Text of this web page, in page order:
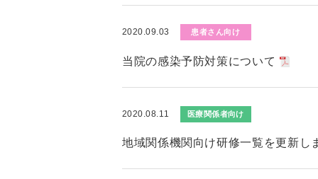
2020.09.03 患者さん向け
当院の感染予防対策について
2020.08.11 医療関係者向け
地域関係機関向け研修一覧を更新し